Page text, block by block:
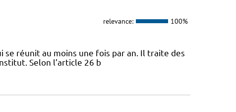
relevance: 100%
réunit au moins une fois par an. Il traite des
Selon l’article 26 b